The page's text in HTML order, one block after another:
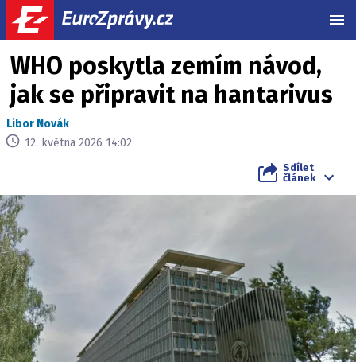
WHO poskytla zemím návod,
jak se připravit na hantarivus
Libor Novák
12. května 2026 14:02
Sdílet
článek